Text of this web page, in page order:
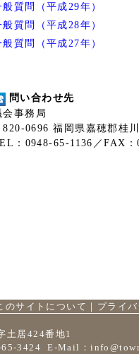
般質問（平成29年）
般質問（平成28年）
般質問（平成27年）
問い合わせ先
会事務局
820-0696 福岡県嘉穂郡桂
：0948-65-1136／FAX
のサイトについて ｜ プライ
土居424番地1
65-3424 E-Mail：